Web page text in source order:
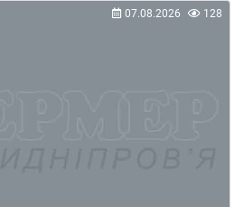
07.08.2026 128